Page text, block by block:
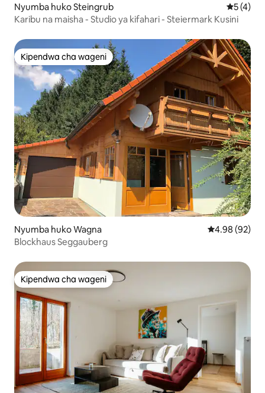
Nyumba huko Steingrub
5 (4)
Karibu na maisha - Studio ya kifahari - Steiermark Kusini
Kipendwa cha wageni
Kipendwa cha wageni
Nyumba huko Wagna Ukadiriaji wa
4.98 (92)
Blockhaus Seggauberg
Kipendwa cha wageni
Kipendwa cha wageni